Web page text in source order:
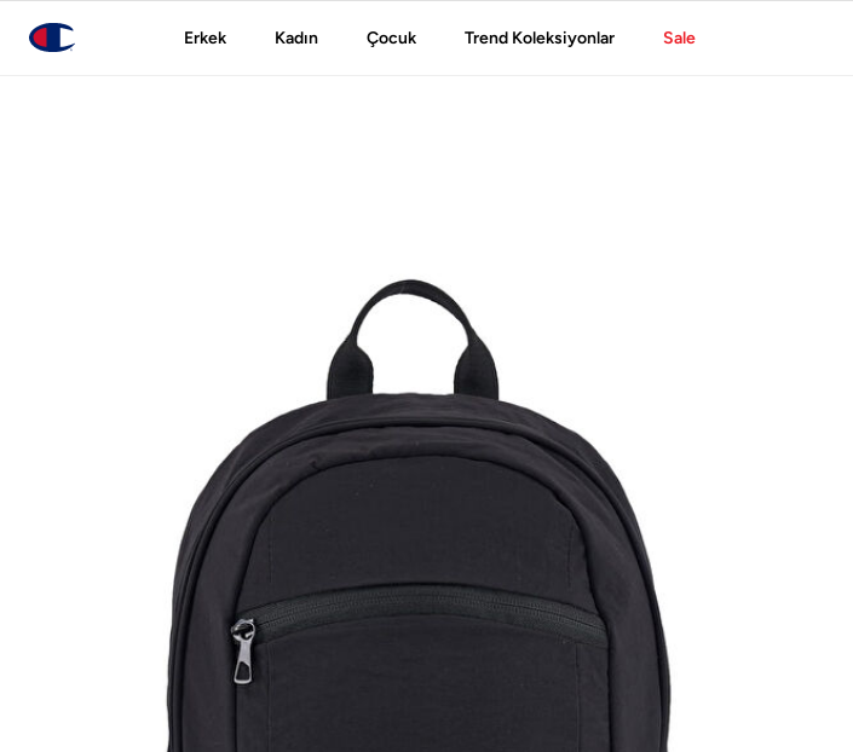
Erkek Kadın Çocuk Trend Koleksiyonlar Sale